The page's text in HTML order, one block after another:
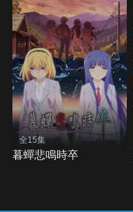
全15集
暮蟬悲鳴時卒